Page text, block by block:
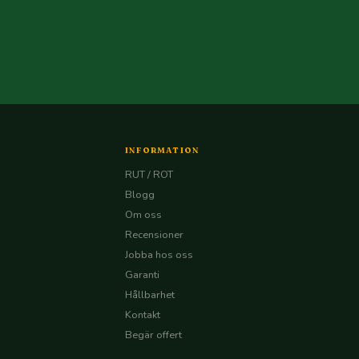
INFORMATION
RUT / ROT
Blogg
Om oss
Recensioner
Jobba hos oss
Garanti
Hållbarhet
Kontakt
Begär offert